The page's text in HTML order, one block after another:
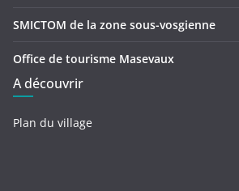
SMICTOM de la zone sous-vosgienne
Office de tourisme Masevaux
A découvrir
Plan du village